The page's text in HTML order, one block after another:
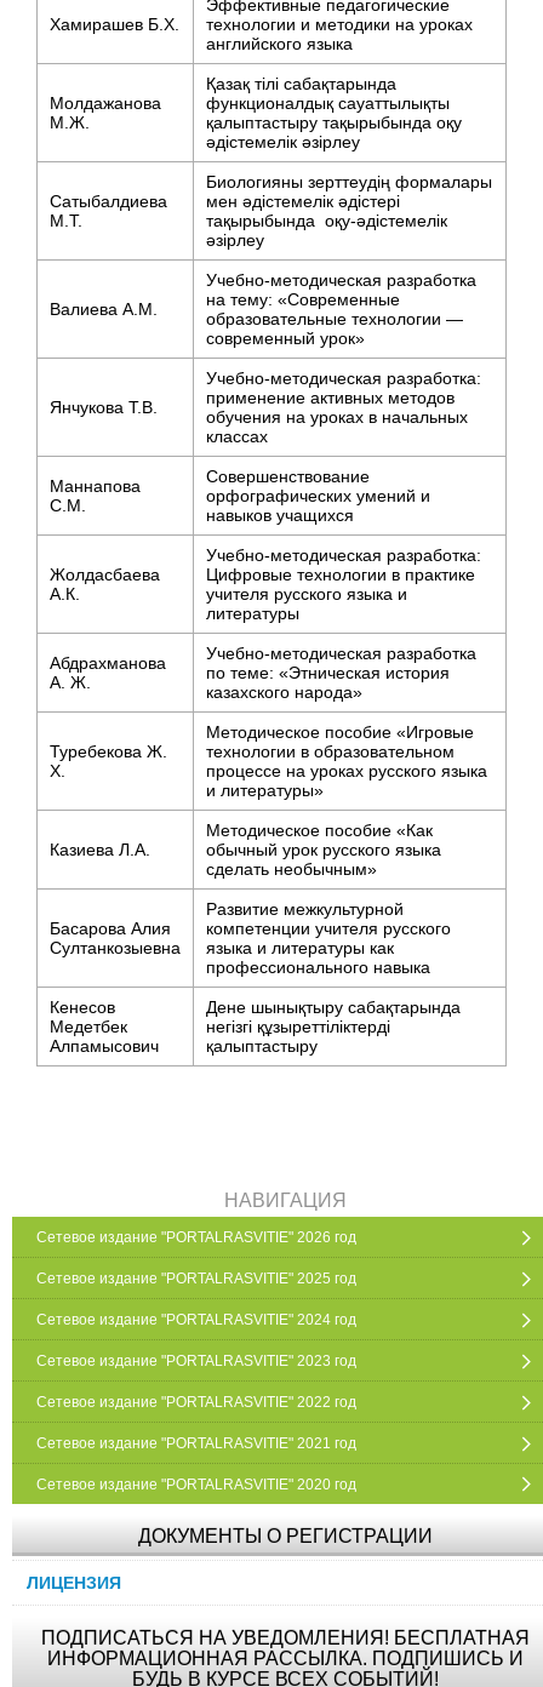
Хамирашев Б.Х.
Эффективные педагогические
технологии и методики на уроках
английского языка
Молдажанова
М.Ж.
Қазақ тілі сабақтарында
функционалдық сауаттылықты
қалыптастыру тақырыбында оқу
әдістемелік әзірлеу
Сатыбалдиева
М.Т.
Биологияны зерттеудің формалары
мен әдістемелік әдістері
тақырыбында оқу-әдістемелік
әзірлеу
Валиева А.М.
Учебно-методическая разработка
на тему: «Современные
образовательные технологии —
современный урок»
Янчукова Т.В.
Учебно-методическая разработка:
применение активных методов
обучения на уроках в начальных
классах
Маннапова
С.М.
Совершенствование
орфографических умений и
навыков учащихся
Жолдасбаева
А.К.
Учебно-методическая разработка:
Цифровые технологии в практике
учителя русского языка и
литературы
Абдрахманова
А. Ж.
Учебно-методическая разработка
по теме: «Этническая история
казахского народа»
Туребекова Ж.
Х.
Методическое пособие «Игровые
технологии в образовательном
процессе на уроках русского языка
и литературы»
Казиева Л.А.
Методическое пособие «Как
обычный урок русского языка
сделать необычным»
Басарова Алия
Султанкозыевна
Развитие межкультурной
компетенции учителя русского
языка и литературы как
профессионального навыка
Кенесов
Медетбек
Алпамысович
Дене шынықтыру сабақтарында
негізгі құзыреттіліктерді
қалыптастыру
НАВИГАЦИЯ
Сетевое издание "PORTALRASVITIE" 2026 год
Сетевое издание "PORTALRASVITIE" 2025 год
Сетевое издание "PORTALRASVITIE" 2024 год
Сетевое издание "PORTALRASVITIE" 2023 год
Сетевое издание "PORTALRASVITIE" 2022 год
Сетевое издание "PORTALRASVITIE" 2021 год
Сетевое издание "PORTALRASVITIE" 2020 год
ДОКУМЕНТЫ О РЕГИСТРАЦИИ
ЛИЦЕНЗИЯ
ПОДПИСАТЬСЯ НА УВЕДОМЛЕНИЯ! БЕСПЛАТНАЯ
ИНФОРМАЦИОННАЯ РАССЫЛКА. ПОДПИШИСЬ И
БУДЬ В КУРСЕ ВСЕХ СОБЫТИЙ!